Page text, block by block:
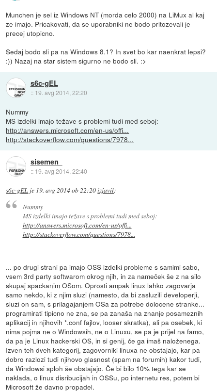
Munchen je sel iz Windows NT (morda celo 2000) na LiMux al kaj
ze imajo. Pricakovati, da se uporabniki ne bodo pritozevali je
precej utopicno.
Sedaj bodo sli pa na Windows 8.1? In svet bo kar naenkrat lepsi?
:)) Nazaj na star sistem sigurno ne bodo sli. :>
s6c-gEL
:: 19. avg 2014, 22:20
Nummy
MS izdelki imajo težave s problemi tudi med seboj:
http://answers.microsoft.com/en-us/offi...
http://stackoverflow.com/questions/7978...
sisemen
:: 19. avg 2014, 22:40
s6c-gEL je 19. avg 2014 ob 22:20izjavil:
Nummy
MS izdelki imajo težave s problemi tudi med seboj:
http://answers.microsoft.com/en-us/offi...
http://stackoverflow.com/questions/7978...
... po drugi strani pa imajo OSS izdelki probleme s samimi sabo,
vsem 3rd party softwarom okrog njih, in za nameček še z na silo
skupaj spackanim OSom. Oprosti ampak linux lahko zagovarja
samo nekdo, ki z njim sluzi (namesto, da bi zasluzili developerji,
sluzi on sam, s prilagajanjem OSa za potrebe dolocene stranke...
programirati tipicno ne zna, se pa zanaša na znanje posameznih
aplikacij in njihovih *.conf fajlov, looser skratka), ali pa osebek, ki
nima pojma ne o Windowsih, ne o Linuxu, se pa je prijel na famo,
da pa je Linux hackerski OS, in si genij, če ga imaš naloženega.
Izven teh dveh kategorij, zagovorniki linuxa ne obstajajo, kar pa
dobro razlozi tudi njihovo glasnost (spam na forumih) kakor tudi,
da Windowsi sploh še obstajajo. Če bi bilo 10% tega kar se
naklada, o linux disribucijah in OSSu, po internetu res, potem bi
Microsoft že davno propadel.